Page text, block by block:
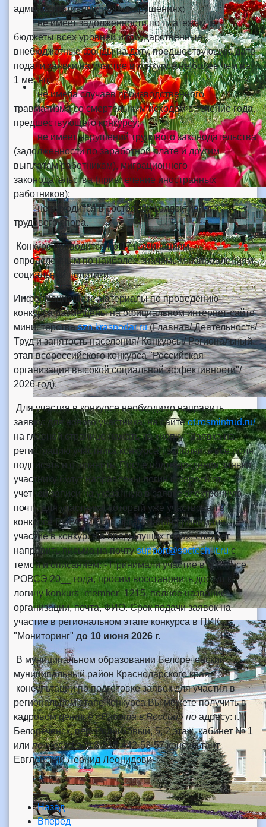
административных правонарушениях;
не имеет задолженности по платежам, в
бюджеты всех уровней и государственные
внебюджетные фонды на дату, предшествующую дате
подачи заявки на участие в конкурсе не более чем на
1 месяц;
не имела случаев производственного
травматизма со смертельным исходом в течение года,
предшествующего конкурсу;
не имеет нарушений трудового законодательства
(задолженности по заработной плате и другим
выплатам работникам), миграционного
законодательства (привлечение иностранных
работников);
не находится в состоянии коллективного
трудового спора.
Конкурс проводится по 17 номинациям,
определенным по наиболее значимым направлениям
социальной политики.
Информационные материалы по проведению
конкурса размещены на официальном интернет-сайте
министерстваszn.krasnodar.ru(Главная/ Деятельность/
Труд и занятость населения/ Конкурсы/ Региональный
этап всероссийского конкурса "Российская
организация высокой социальной эффективности"/
2026 год).
Для участия в конкурсе необходимо направить
заявку: для нового участника: на сайтеot.rosmintrud.ru/
на главной странице нажать на кнопку "Заявка на
регистрацию участника конкурса", заполнить все поля,
подписать и отправить. После подтверждения заявки
участнику будут направлены логин и пароль от
учетной записи на указанную в заявке электронную
почту. для участника, который уже участвовал в
конкурсе РОВСЭ: Если организация принимала
участие в конкурсе в предыдущих годах, следует
направить письмо на почтуsupport@soctech-it.ruс
темой и описанием: - Принимали участие в конкурсе
РОВСЭ 20__ года, просим восстановить доступ к
логину konkurs_member_1215, полное название
организации, почта, ФИО. Срок подачи заявок на
участие в региональном этапе конкурса в ПИК
"Мониторинг" до 10 июня 2026 г.
В муниципальном образовании Белореченский
муниципальный район Краснодарского края
консультации по подготовке заявок для участия в
региональном этапе конкурса Вы можете получить в
кадровомцентре «Работа в России» по адресу: г.
Белореченск, пер. Родниковый, 5, 2 этаж, кабинет № 1
или по телефону8-918-442-53-57 консультант
Евглевский Леонид Леонидович.
Назад
Вперед